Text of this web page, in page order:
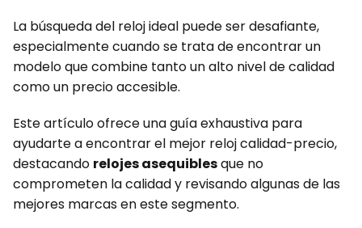
La búsqueda del reloj ideal puede ser desafiante,
especialmente cuando se trata de encontrar un
modelo que combine tanto un alto nivel de calidad
como un precio accesible.
Este artículo ofrece una guía exhaustiva para
ayudarte a encontrar el mejor reloj calidad-precio,
destacando relojes asequiblesque no
comprometen la calidad y revisando algunas de las
mejores marcas en este segmento.